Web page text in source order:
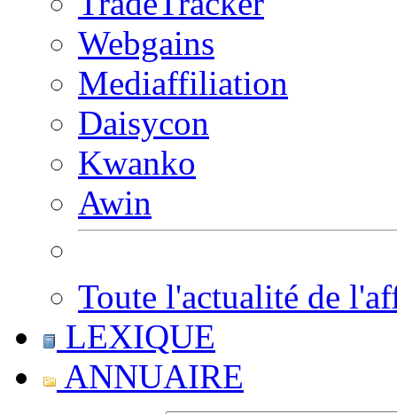
Webgains
Mediaffiliation
Daisycon
Kwanko
Awin
Toute l'actualité de
LEXIQUE
ANNUAIRE